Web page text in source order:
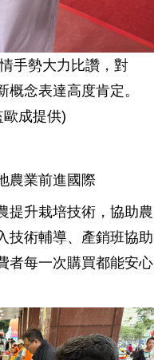
手勢大力比讚，對
概念表達高度肯定。
成提供)
農業前進國際
提升栽培技術，協助農
技術輔導、產銷班協助
者每一次購買都能安心